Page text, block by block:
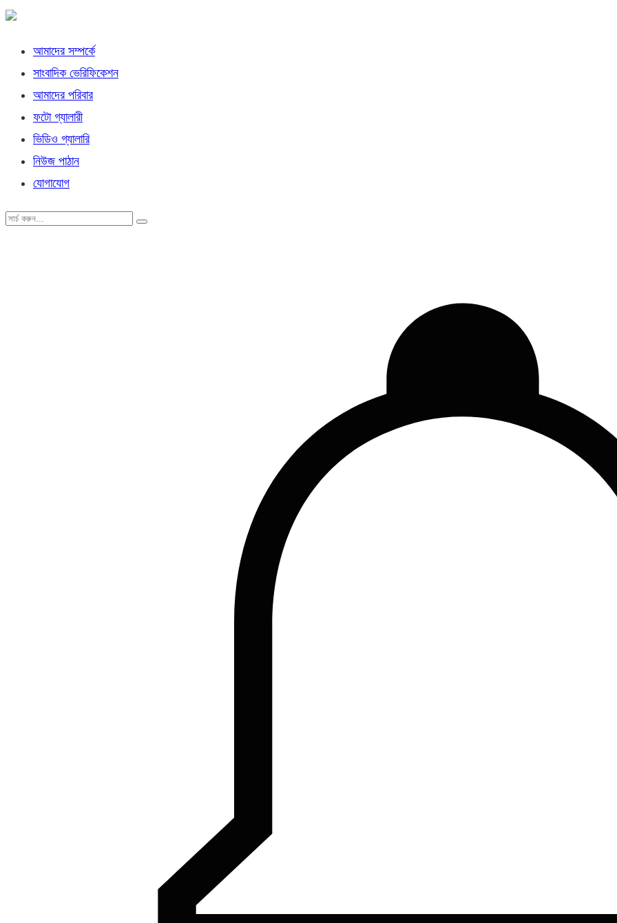
আমাদের সম্পর্কে
সাংবাদিক ভেরিফিকেশন
আমাদের পরিবার
ফটো গ্যালারী
ভিডিও গ্যালারি
নিউজ পাঠান
যোগাযোগ